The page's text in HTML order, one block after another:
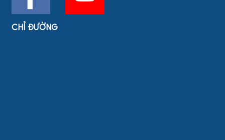
CHỈ ĐƯỜNG